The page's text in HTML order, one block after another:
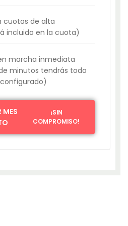
cuotas de alta
incluido en la cuota)
marcha inmediata
minutos tendrás todo
configurado)
MES
¡SIN
COMPROMISO!